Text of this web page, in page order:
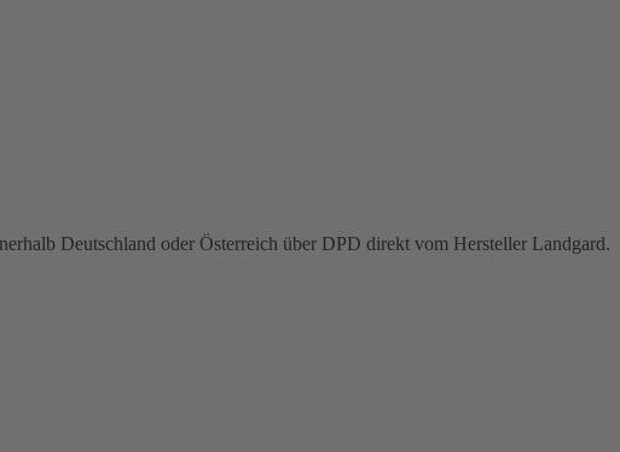
Deutschland oder Österreich über DPD direkt vom Hersteller Landgard.